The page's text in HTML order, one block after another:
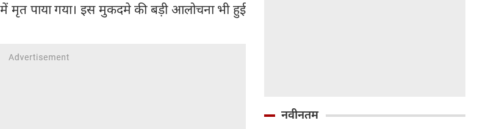
पाया गया। इस मुकदमे की बड़ी आलोचना भी हुई
नवीनतम